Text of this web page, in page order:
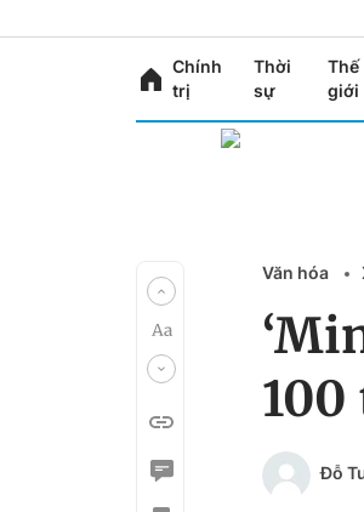
Chính
trị
Thời
sự
Thế
giới
Văn hóa
Đỗ